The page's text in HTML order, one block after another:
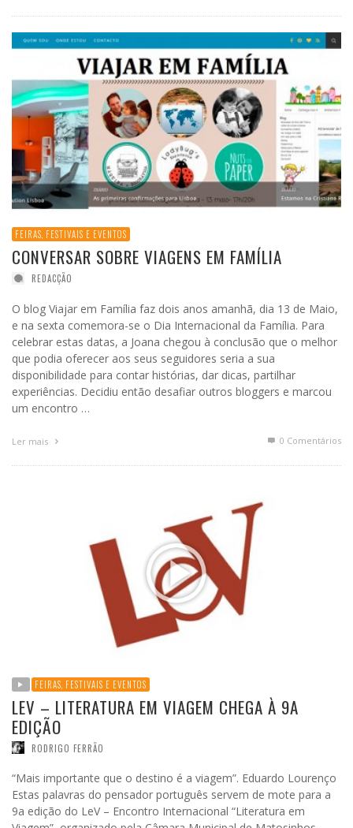
FEIRAS, FESTIVAIS E EVENTOS
CONVERSAR SOBRE VIAGENS EM FAMÍLIA
REDACÇÃO
O blog Viajar em Família faz dois anos amanhã, dia 13 de Maio,
e na sexta comemora-se o Dia Internacional da Família. Para
celebrar estas datas, a Joana chegou à conclusão que o melhor
que podia oferecer aos seus seguidores seria a sua
disponibilidade para contar histórias, dar dicas, partilhar
experiências. Decidiu então desafiar outros bloggers e marcou
um encontro …
Ler mais 0 Comentários
FEIRAS, FESTIVAIS E EVENTOS
LEV – LITERATURA EM VIAGEM CHEGA À 9A
EDIÇÃO
RODRIGO FERRÃO
“Mais importante que o destino é a viagem”. Eduardo Lourenço
Estas palavras do pensador português servem de mote para a
9a edição do LeV – Encontro Internacional “Literatura em